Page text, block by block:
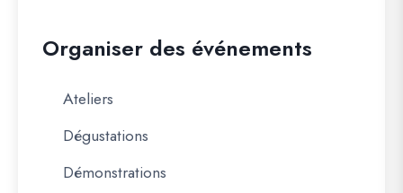
Organiser des événements
Ateliers
Dégustations
Démonstrations